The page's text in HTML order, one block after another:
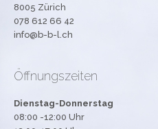
8005 Zürich
078 612 66 42
info@b-b-l.ch
Öffnungszeiten
Dienstag-Donnerstag
08:00 -12:00 Uhr